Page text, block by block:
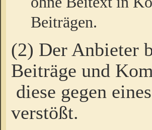
Beiträgen.
(2) Der Anbieter
Beiträge und
diese gegen
verstößt.